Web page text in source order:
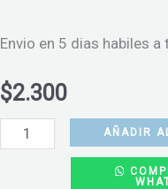
Envio en 5 dias habiles a
$2.300
GOMA
AÑADIR